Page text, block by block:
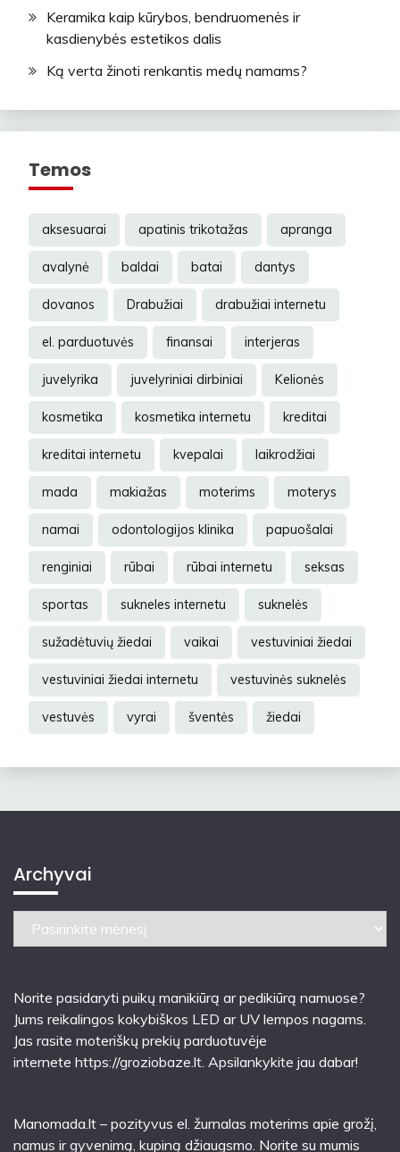
Keramika kaip kūrybos, bendruomenės ir
kasdienybės estetikos dalis
Ką verta žinoti renkantis medų namams?
Temos
aksesuarai apatinis trikotažas apranga
avalynė baldai batai dantys
dovanos Drabužiai drabužiai internetu
el. parduotuvės finansai interjeras
juvelyrika juvelyriniai dirbiniai Kelionės
kosmetika kosmetika internetu kreditai
kreditai internetu kvepalai laikrodžiai
mada makiažas moterims moterys
namai odontologijos klinika papuošalai
renginiai rūbai rūbai internetu seksas
sportas sukneles internetu suknelės
sužadėtuvių žiedai vaikai vestuviniai žiedai
vestuviniai žiedai internetu vestuvinės suknelės
vestuvės vyrai šventės žiedai
Archyvai
Archyvai
Norite pasidaryti puikų manikiūrą ar pedikiūrą namuose?
Jums reikalingos kokybiškos LED ar UV lempos nagams.
Jas rasite moteriškų prekių parduotuvėje
internete https://groziobaze.lt. Apsilankykite jau dabar!
Manomada.lt – pozityvus el. žurnalas moterims apie grožį,
namus ir gyvenimą, kupiną džiaugsmo. Norite su mumis